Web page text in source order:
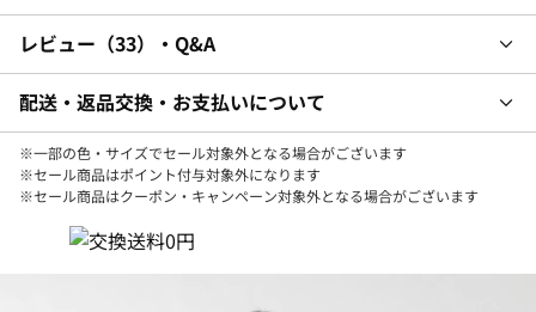
レビュー 33 ・Q&A
配送・返品交換・お支払いについて
※一部の色・サイズでセール対象外となる場合がございます
※セール商品はポイント付与対象外になります
※セール商品はクーポン・キャンペーン対象外となる場合がございます